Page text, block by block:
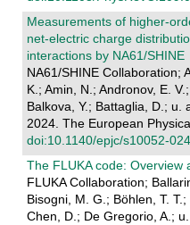
Measurements of higher-
net-electric charge
interactions by NA61/SHINE
NA61/SHINE Collaboration;
K.; Amin, N.; Andronov, E.
Balkova, Y.; Battaglia, D.; u.
2024. The European
doi:10.1140/epjc/s10052-
The FLUKA code: Overview
FLUKA Collaboration;
Bisogni, M. G.; Böhlen, T.
Chen, D.; De Gregorio, A.;